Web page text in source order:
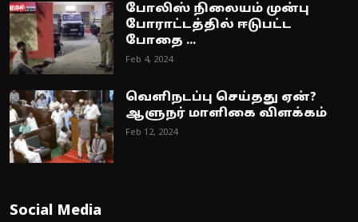
போலிஸ் நிலையம் முன்பு
போராட்டத்தில் ஈடுபட்ட
போதை ...
Feb 4, 2024
வெளிநடப்பு செய்தது ஏன்?
ஆளுநர் மாளிகை விளக்கம்
Feb 12, 2024
Social Media